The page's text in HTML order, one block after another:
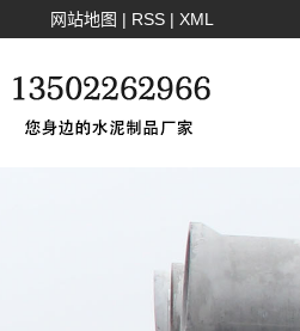
网站地图 | RSS | XML